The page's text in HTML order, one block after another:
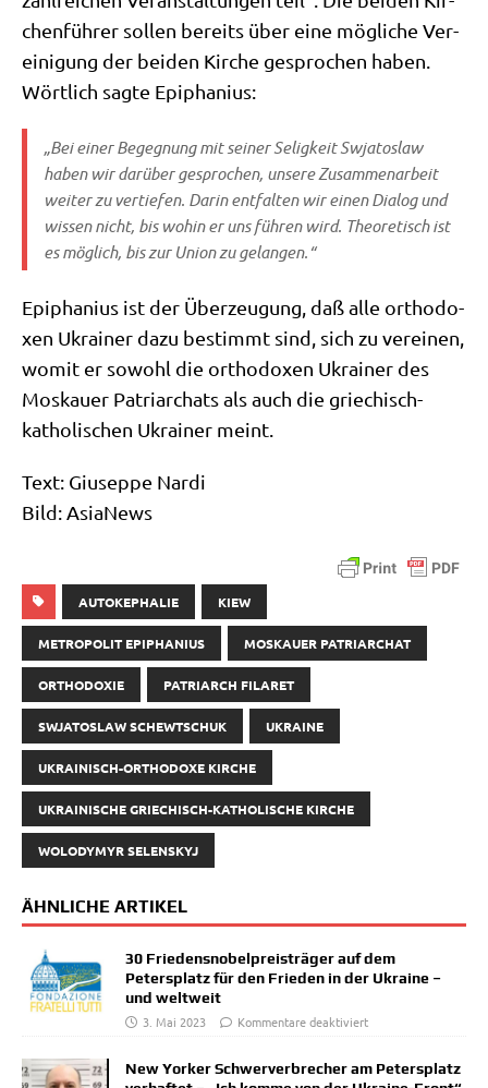
chen­füh­rer sol­len bereits über eine mög­li­che Ver­
ei­ni­gung der bei­den Kir­che gespro­chen haben.
Wört­lich sag­te Epiphanius:
„Bei einer Begeg­nung mit sei­ner Selig­keit Swja­to­slaw
haben wir dar­über gespro­chen, unse­re Zusam­men­ar­beit
wei­ter zu ver­tie­fen. Dar­in ent­fal­ten wir einen Dia­log und
wis­sen nicht, bis wohin er uns füh­ren wird. Theo­re­tisch ist
es mög­lich, bis zur Uni­on zu gelangen.“
Epi­pha­ni­us ist der Über­zeu­gung, daß alle ortho­do­
xen Ukrai­ner dazu bestimmt sind, sich zu ver­ei­nen,
womit er sowohl die ortho­do­xen Ukrai­ner des
Mos­kau­er Patri­ar­chats als auch die grie­chisch-
katho­li­schen Ukrai­ner meint.
Text: Giu­sep­pe Nar­di
Bild: Asia­News
AUTOKEPHALIE KIEW
METROPOLIT EPIPHANIUS MOSKAUER PATRIARCHAT
ORTHODOXIE PATRIARCH FILARET
SWJATOSLAW SCHEWTSCHUK UKRAINE
UKRAINISCH-ORTHODOXE KIRCHE
UKRAINISCHE GRIECHISCH-KATHOLISCHE KIRCHE
WOLODYMYR SELENSKYJ
ÄHNLICHE ARTIKEL
30 Friedensnobelpreisträger auf dem
Petersplatz für den Frieden in der Ukraine –
und weltweit
3. Mai 2023
Kommentare deaktiviert
New Yorker Schwerverbrecher am Petersplatz